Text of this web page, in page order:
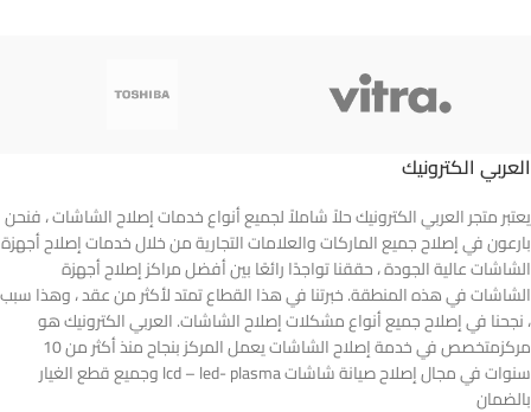
العربي الكترونيك
يعتبر متجر العربي الكترونيك حلاً شاملاً لجميع أنواع خدمات إصلاح الشاشات ، فنحن
بارعون في إصلاح جميع الماركات والعلامات التجارية من خلال خدمات إصلاح أجهزة
الشاشات عالية الجودة ، حققنا تواجدًا رائعًا بين أفضل مراكز إصلاح أجهزة
الشاشات في هذه المنطقة. خبرتنا في هذا القطاع تمتد لأكثر من عقد ، وهذا سبب
، نجحنا في إصلاح جميع أنواع مشكلات إصلاح الشاشات. العربي الكترونيك هو
مركزمتخصص في خدمة إصلاح الشاشات يعمل المركز بنجاح منذ أكثر من 10
سنوات في مجال إصلاح صيانة شاشات lcd – led- plasma وجميع قطع الغيار
بالضمان